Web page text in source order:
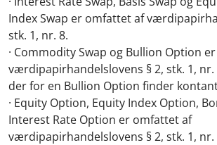
Index Swap er omfattet af
stk. 1, nr. 8.
· Commodity Swap og Bullion Option
værdipapirhandelslovens § 2, stk. 1,
der for en Bullion Option finder
· Equity Option, Equity Index Option,
Interest Rate Option er omfattet af
værdipapirhandelslovens § 2, stk. 1, nr.